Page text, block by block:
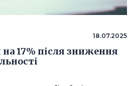
18.07.2025
17% після зниження